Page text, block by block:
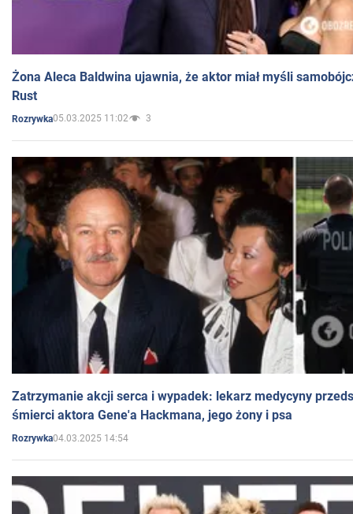
Żona Aleca Baldwina ujawnia, że aktor miał myśli
Rust
Rozrywka05.03.2025 11:02 3
Zatrzymanie akcji serca i wypadek: lekarz medycyny
śmierci aktora Gene'a Hackmana, jego żony i psa
Rozrywka04.03.2025 14:54